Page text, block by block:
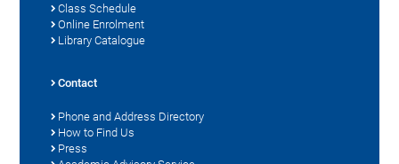
Class Schedule
Online Enrolment
Library Catalogue
Contact
Phone and Address Directory
How to Find Us
Press